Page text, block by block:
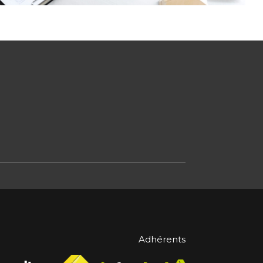
Adhérents